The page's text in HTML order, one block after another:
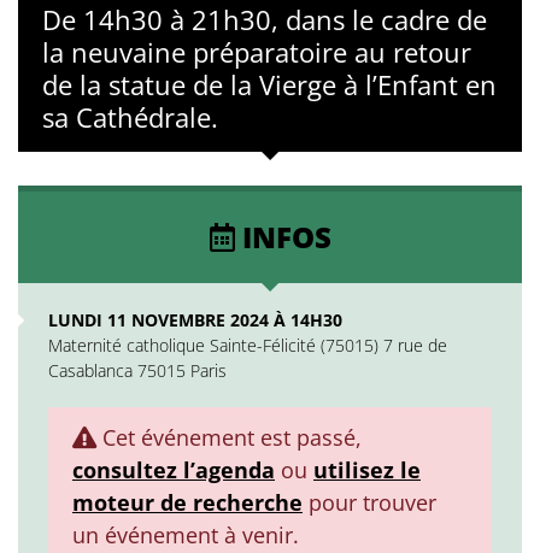
De 14h30 à 21h30, dans le cadre de
la neuvaine préparatoire au retour
de la statue de la Vierge à l’Enfant en
sa Cathédrale.
INFOS
LUNDI 11 NOVEMBRE 2024 À 14H30
Maternité catholique Sainte-Félicité (75015) 7 rue de
Casablanca 75015 Paris
Cet événement est passé,
consultez l’agenda ou utilisez le
moteur de recherche pour trouver
un événement à venir.